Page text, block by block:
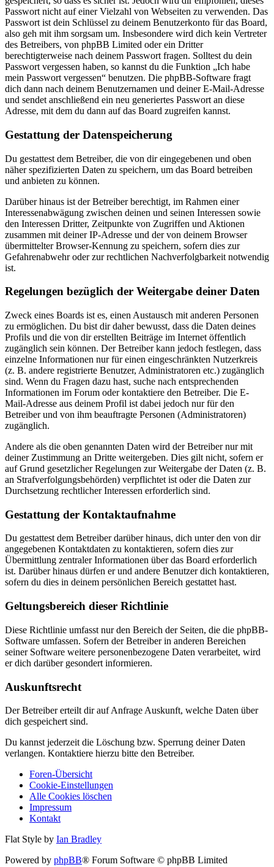
Passwort nicht auf einer Vielzahl von Webseiten zu verwenden. Das
Passwort ist dein Schlüssel zu deinem Benutzerkonto für das Board,
also geh mit ihm sorgsam um. Insbesondere wird dich kein Vertreter
des Betreibers, von phpBB Limited oder ein Dritter
berechtigterweise nach deinem Passwort fragen. Solltest du dein
Passwort vergessen haben, so kannst du die Funktion „Ich habe
mein Passwort vergessen“ benutzen. Die phpBB-Software fragt
dich dann nach deinem Benutzernamen und deiner E-Mail-Adresse
und sendet anschließend ein neu generiertes Passwort an diese
Adresse, mit dem du dann auf das Board zugreifen kannst.
Gestattung der Datenspeicherung
Du gestattest dem Betreiber, die von dir eingegebenen und oben
näher spezifizierten Daten zu speichern, um das Board betreiben
und anbieten zu können.
Darüber hinaus ist der Betreiber berechtigt, im Rahmen einer
Interessenabwägung zwischen deinen und seinen Interessen sowie
den Interessen Dritter, Zeitpunkte von Zugriffen und Aktionen
zusammen mit deiner IP-Adresse und der von deinem Browser
übermittelter Browser-Kennung zu speichern, sofern dies zur
Gefahrenabwehr oder zur rechtlichen Nachverfolgbarkeit notwendig
ist.
Regelungen bezüglich der Weitergabe deiner Daten
Zweck eines Boards ist es, einen Austausch mit anderen Personen
zu ermöglichen. Du bist dir daher bewusst, dass die Daten deines
Profils und die von dir erstellten Beiträge im Internet öffentlich
zugänglich sein können. Der Betreiber kann jedoch festlegen, dass
einzelne Informationen nur für einen eingeschränkten Nutzerkreis
(z. B. andere registrierte Benutzer, Administratoren etc.) zugänglich
sind. Wenn du Fragen dazu hast, suche nach entsprechenden
Informationen im Forum oder kontaktiere den Betreiber. Die E-
Mail-Adresse aus deinem Profil ist dabei jedoch nur für den
Betreiber und von ihm beauftragte Personen (Administratoren)
zugänglich.
Andere als die oben genannten Daten wird der Betreiber nur mit
deiner Zustimmung an Dritte weitergeben. Dies gilt nicht, sofern er
auf Grund gesetzlicher Regelungen zur Weitergabe der Daten (z. B.
an Strafverfolgungsbehörden) verpflichtet ist oder die Daten zur
Durchsetzung rechtlicher Interessen erforderlich sind.
Gestattung der Kontaktaufnahme
Du gestattest dem Betreiber darüber hinaus, dich unter den von dir
angegebenen Kontaktdaten zu kontaktieren, sofern dies zur
Übermittlung zentraler Informationen über das Board erforderlich
ist. Darüber hinaus dürfen er und andere Benutzer dich kontaktieren,
sofern du dies in deinem persönlichen Bereich gestattet hast.
Geltungsbereich dieser Richtlinie
Diese Richtlinie umfasst nur den Bereich der Seiten, die die phpBB-
Software umfassen. Sofern der Betreiber in anderen Bereichen
seiner Software weitere personenbezogene Daten verarbeitet, wird
er dich darüber gesondert informieren.
Auskunftsrecht
Der Betreiber erteilt dir auf Anfrage Auskunft, welche Daten über
dich gespeichert sind.
Du kannst jederzeit die Löschung bzw. Sperrung deiner Daten
verlangen. Kontaktiere hierzu bitte den Betreiber.
Foren-Übersicht
Cookie-Einstellungen
Alle Cookies löschen
Impressum
Kontakt
Flat Style by Ian Bradley
Powered by phpBB® Forum Software © phpBB Limited